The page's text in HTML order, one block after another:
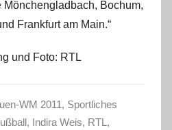
Mönchengladbach, Bochum,
Frankfurt am Main.“
und Foto: RTL
WM 2011, Sportliches
, Indira Weis, RTL ,